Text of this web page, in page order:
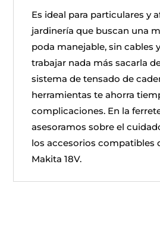
Es ideal para particulares y
jardinería que buscan una
poda manejable, sin cables
trabajar nada más sacarla
sistema de tensado de
herramientas te ahorra
complicaciones. En la
asesoramos sobre el
los accesorios compatibles
Makita 18V.